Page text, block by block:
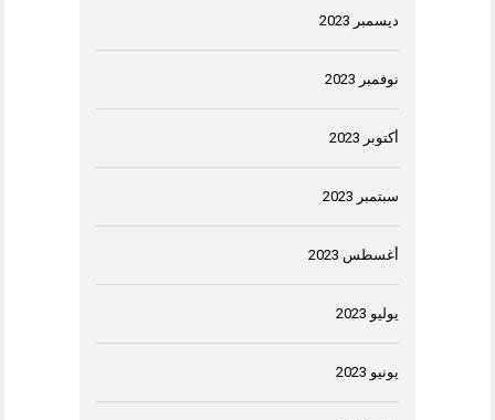
ديسمبر 2023
نوفمبر 2023
أكتوبر 2023
سبتمبر 2023
أغسطس 2023
يوليو 2023
يونيو 2023